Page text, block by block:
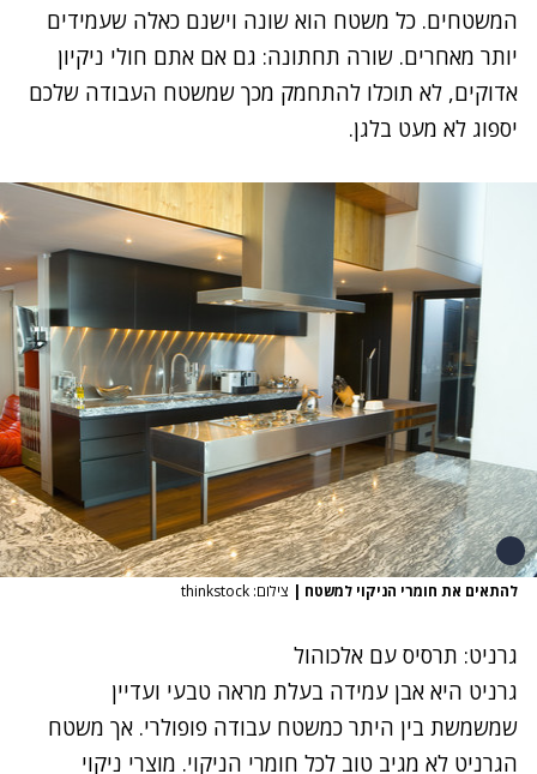
המשטחים. כל משטח הוא שונה וישנם כאלה שעמידים
יותר מאחרים. שורה תחתונה: גם אם אתם חולי ניקיון
אדוקים, לא תוכלו להתחמק מכך שמשטח העבודה שלכם
יספוג לא מעט בלגן.
להתאים את חומרי הניקוי למשטח | צילום: thinkstock
גרניט: תרסיס עם אלכוהול
גרניט היא אבן עמידה בעלת מראה טבעי ועדיין
שמשמשת בין היתר כמשטח עבודה פופולרי. אך משטח
הגרניט לא מגיב טוב לכל חומרי הניקוי. מוצרי ניקוי